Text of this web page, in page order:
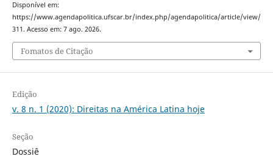
Disponível em:
https://www.agendapolitica.ufscar.br/index.php/agendapolitica/article/view/
311. Acesso em: 7 ago. 2026.
Fomatos de Citação
Edição
v. 8 n. 1 (2020): Direitas na América Latina hoje
Seção
Dossiê